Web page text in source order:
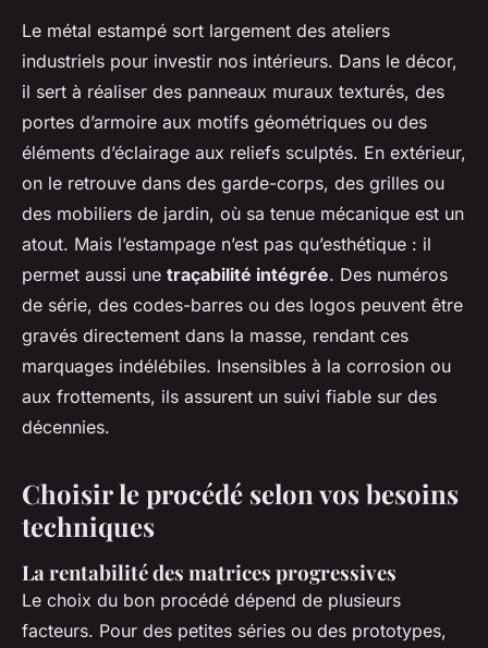
Le métal estampé sort largement des ateliers
industriels pour investir nos intérieurs. Dans le décor,
il sert à réaliser des panneaux muraux texturés, des
portes d’armoire aux motifs géométriques ou des
éléments d’éclairage aux reliefs sculptés. En extérieur,
on le retrouve dans des garde-corps, des grilles ou
des mobiliers de jardin, où sa tenue mécanique est un
atout. Mais l’estampage n’est pas qu’esthétique : il
permet aussi une traçabilité intégrée. Des numéros
de série, des codes-barres ou des logos peuvent être
gravés directement dans la masse, rendant ces
marquages indélébiles. Insensibles à la corrosion ou
aux frottements, ils assurent un suivi fiable sur des
décennies.
Choisir le procédé selon vos besoins
techniques
La rentabilité des matrices progressives
Le choix du bon procédé dépend de plusieurs
facteurs. Pour des petites séries ou des prototypes,